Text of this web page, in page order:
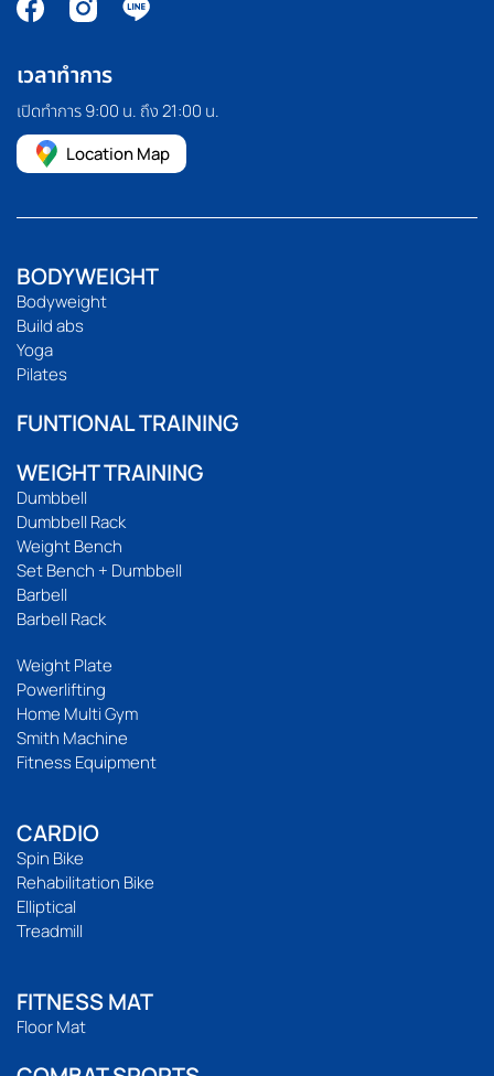
เวลาทำการ
เปิดทำการ 9:00 น. ถึง 21:00 น.
Location Map
BODYWEIGHT
Bodyweight
Build abs
Yoga
Pilates
FUNTIONAL TRAINING
WEIGHT TRAINING
Dumbbell
Dumbbell Rack
Weight Bench
Set Bench + Dumbbell
Barbell
Barbell Rack
Weight Plate
Powerlifting
Home Multi Gym
Smith Machine
Fitness Equipment
CARDIO
Spin Bike
Rehabilitation Bike
Elliptical
Treadmill
FITNESS MAT
Floor Mat